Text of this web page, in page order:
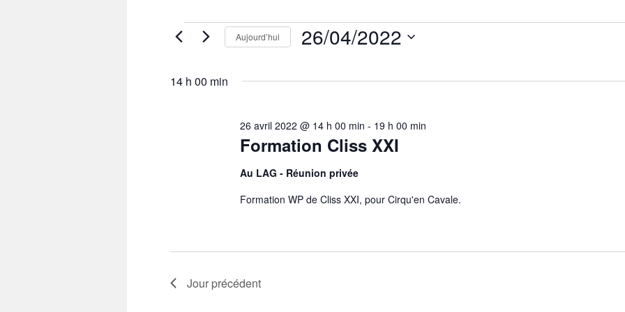
Évènements
for
2022
Aujourd’hui 26/04/2022
date.
14 h 00 min
Formation Cliss XXI
26 avril 2022 @ 14 h 00 min - 19 h 00 min
Au LAG - Réunion privée
Formation WP de Cliss XXI, pour Cirqu'en Cavale.
Jour précédent